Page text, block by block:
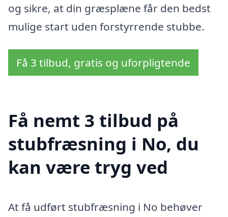
og sikre, at din græsplæne får den bedst
mulige start uden forstyrrende stubbe.
Få 3 tilbud, gratis og uforpligtende
Få nemt 3 tilbud på
stubfræsning i No, du
kan være tryg ved
At få udført stubfræsning i No behøver